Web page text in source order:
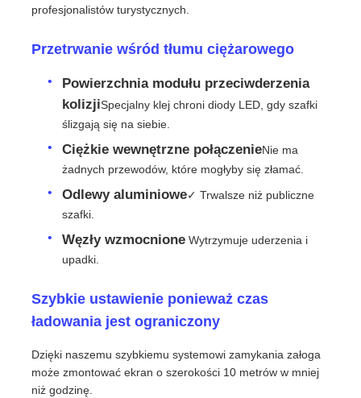
Pokaz VR
Wycieczka po fabryce
Kontrola jakości
Sprawy
profesjonalistów turystycznych.
Przetrwanie wśród tłumu ciężarowego
Powierzchnia modułu przeciwderzenia
kolizjiSpecjalny klej chroni diody LED, gdy szafki
ślizgają się na siebie.
Ciężkie wewnętrzne połączenieNie ma
żadnych przewodów, które mogłyby się złamać.
Odlewy aluminiowe✓ Trwalsze niż publiczne
szafki.
Węzły wzmocnione ️ Wytrzymuje uderzenia i
upadki.
Szybkie ustawienie ponieważ czas
ładowania jest ograniczony
Dzięki naszemu szybkiemu systemowi zamykania załoga
może zmontować ekran o szerokości 10 metrów w mniej
niż godzinę.